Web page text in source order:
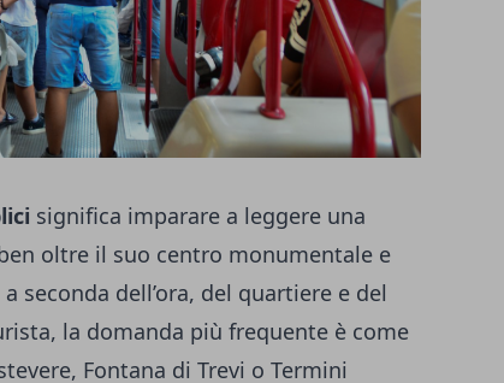
significa imparare a leggere una
oltre il suo centro monumentale e
seconda dell’ora, del quartiere e del
la domanda più frequente è come
Fontana di Trevi o Termini